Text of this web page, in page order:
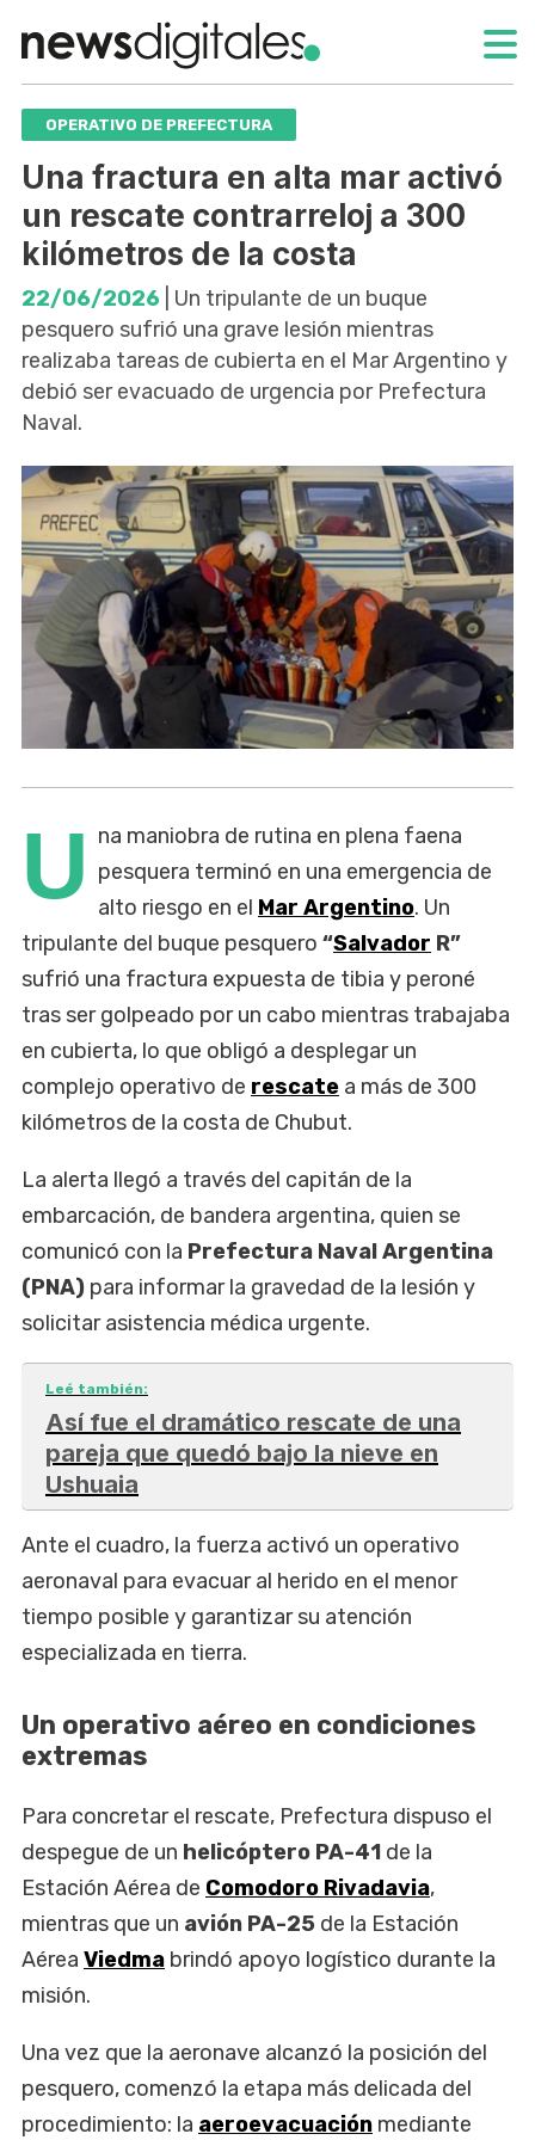
OPERATIVO DE PREFECTURA
Una fractura en alta mar activó
un rescate contrarreloj a 300
kilómetros de la costa
22/06/2026 | Un tripulante de un buque
pesquero sufrió una grave lesión mientras
realizaba tareas de cubierta en el Mar Argentino y
debió ser evacuado de urgencia por Prefectura
Naval.
U na maniobra de rutina en plena faena
pesquera terminó en una emergencia de
alto riesgo en el Mar Argentino. Un
tripulante del buque pesquero “Salvador R”
sufrió una fractura expuesta de tibia y peroné
tras ser golpeado por un cabo mientras trabajaba
en cubierta, lo que obligó a desplegar un
complejo operativo de rescate a más de 300
kilómetros de la costa de Chubut.
La alerta llegó a través del capitán de la
embarcación, de bandera argentina, quien se
comunicó con la Prefectura Naval Argentina
(PNA) para informar la gravedad de la lesión y
solicitar asistencia médica urgente.
Leé también:
Así fue el dramático rescate de una
pareja que quedó bajo la nieve en
Ushuaia
Ante el cuadro, la fuerza activó un operativo
aeronaval para evacuar al herido en el menor
tiempo posible y garantizar su atención
especializada en tierra.
Un operativo aéreo en condiciones
extremas
Para concretar el rescate, Prefectura dispuso el
despegue de un helicóptero PA-41 de la
Estación Aérea de Comodoro Rivadavia,
mientras que un avión PA-25 de la Estación
Aérea Viedma brindó apoyo logístico durante la
misión.
Una vez que la aeronave alcanzó la posición del
pesquero, comenzó la etapa más delicada del
procedimiento: la aeroevacuación mediante